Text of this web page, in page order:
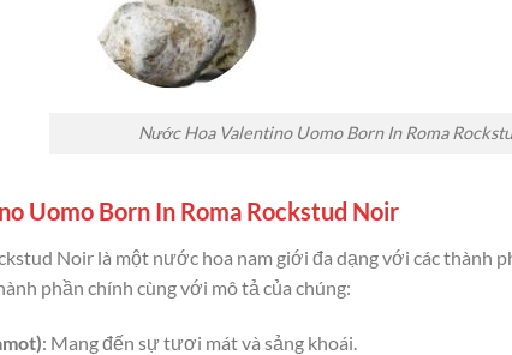
Nước Hoa Valentino Uomo Born In Roma
Uomo Born In Roma Rockstud Noir
Noir là một nước hoa nam giới đa dạng với các
phần chính cùng với mô tả của chúng:
: Mang đến sự tươi mát và sảng khoái.